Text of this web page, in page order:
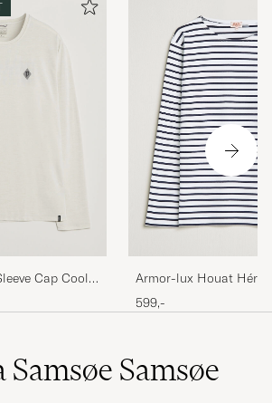
Cap Cool
Armor-lux Houat
Long Sleeve T-Shirt
599,-
Samsøe